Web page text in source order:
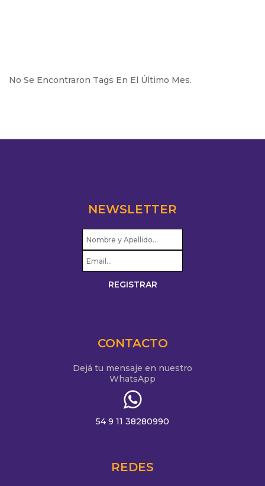
No Se Encontraron Tags En El Último Mes.
NEWSLETTER
CONTACTO
Dejá tu mensaje en nuestro
WhatsApp
54 9 11 38280990
REDES